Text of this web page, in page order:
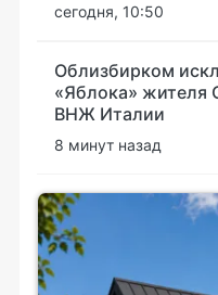
сегодня, 10:50
Облизбирком
«Яблока» жителя
ВНЖ Италии
8 минут назад